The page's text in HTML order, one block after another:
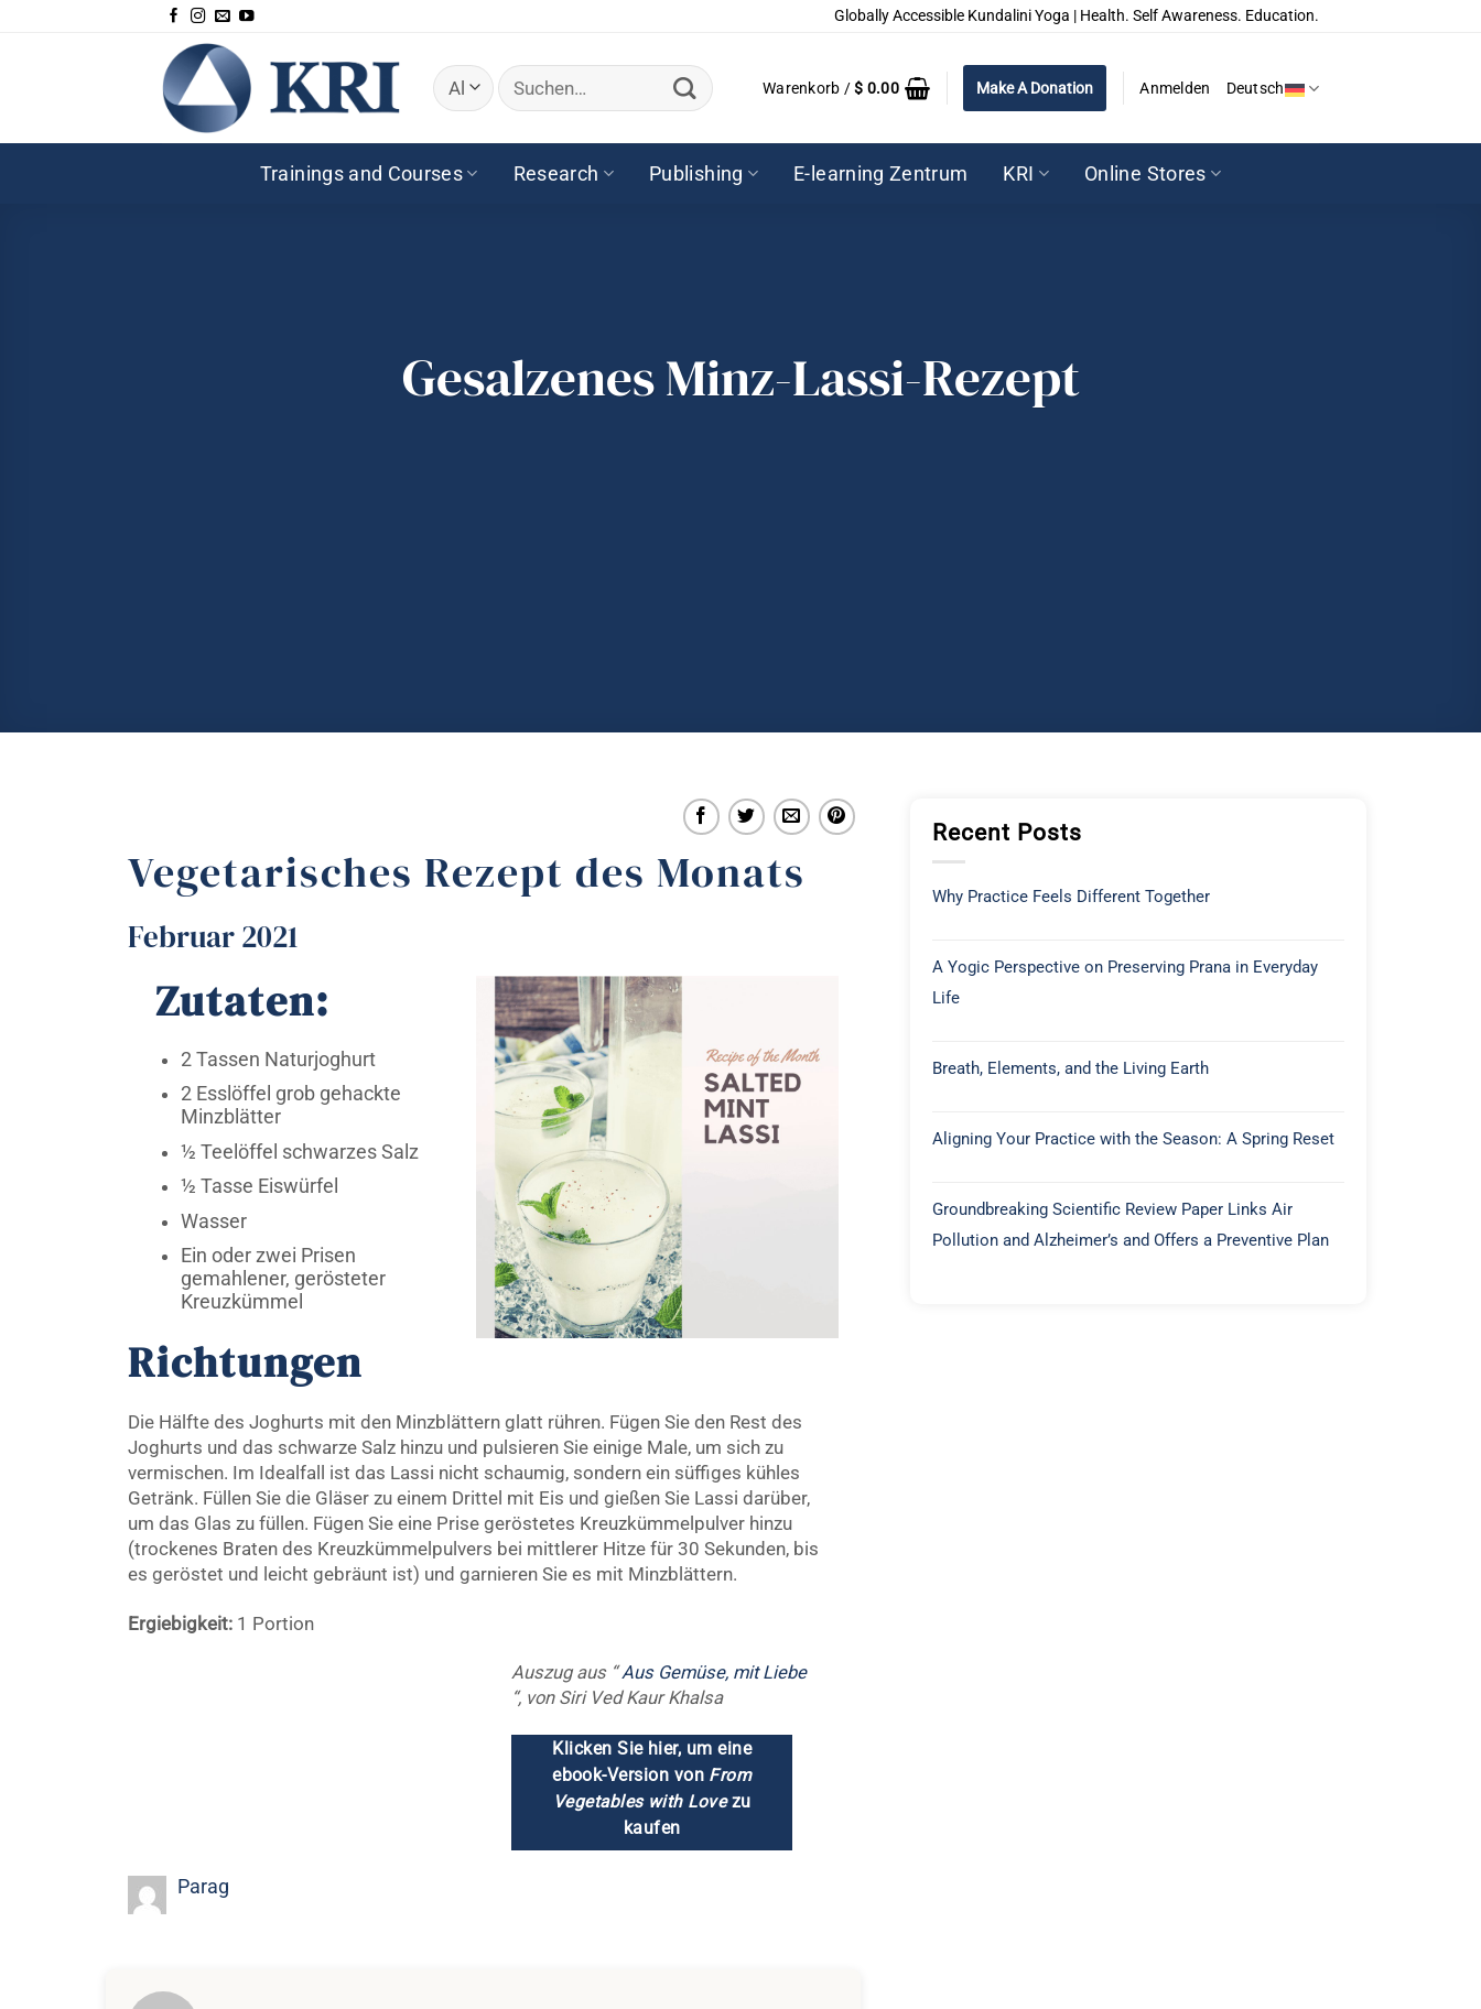
Globally Accessible Kundalini Yoga | Health. Self Awareness. Education.
Suchen
nach:
Warenkorb /$ 0.00 Make A Donation Anmelden Deutsch
Trainings and Courses Research Publishing E-learning Zentrum KRI Online Stores
Gesalzenes Minz-Lassi-Rezept
Vegetarisches Rezept des Monats
Februar 2021
Zutaten:
2 Tassen Naturjoghurt
2 Esslöffel grob gehackte
Minzblätter
½ Teelöffel schwarzes Salz
½ Tasse Eiswürfel
Wasser
Ein oder zwei Prisen
gemahlener, gerösteter
Kreuzkümmel
Richtungen
Die Hälfte des Joghurts mit den Minzblättern glatt rühren. Fügen Sie den Rest des
Joghurts und das schwarze Salz hinzu und pulsieren Sie einige Male, um sich zu
vermischen. Im Idealfall ist das Lassi nicht schaumig, sondern ein süffiges kühles
Getränk. Füllen Sie die Gläser zu einem Drittel mit Eis und gießen Sie Lassi darüber,
um das Glas zu füllen. Fügen Sie eine Prise geröstetes Kreuzkümmelpulver hinzu
(trockenes Braten des Kreuzkümmelpulvers bei mittlerer Hitze für 30 Sekunden, bis
es geröstet und leicht gebräunt ist) und garnieren Sie es mit Minzblättern.
Ergiebigkeit: 1 Portion
Auszug aus “ Aus Gemüse, mit Liebe
“, von Siri Ved Kaur Khalsa
Klicken Sie hier, um eine
ebook-Version von From
Vegetables with Lovezu
kaufen
Parag
Recent Posts
Why Practice Feels Different Together
A Yogic Perspective on Preserving Prana in Everyday
Life
Breath, Elements, and the Living Earth
Aligning Your Practice with the Season: A Spring Reset
Groundbreaking Scientific Review Paper Links Air
Pollution and Alzheimer’s and Offers a Preventive Plan